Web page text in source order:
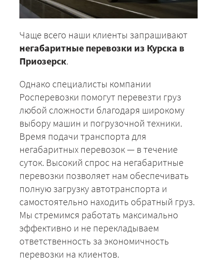
Чаще всего наши клиенты запрашивают
негабаритные перевозки из Курска в
Приозерск.
Однако специалисты компании
Росперевозки помогут перевезти груз
любой сложности благодаря широкому
выбору машин и погрузочной техники.
Время подачи транспорта для
негабаритных перевозок — в течение
суток. Высокий спрос на негабаритные
перевозки позволяет нам обеспечивать
полную загрузку автотранспорта и
самостоятельно находить обратный груз.
Мы стремимся работать максимально
эффективно и не перекладываем
ответственность за экономичность
перевозки на клиентов.